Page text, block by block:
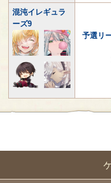
混沌イレギュラ
ーズ9
予選リ